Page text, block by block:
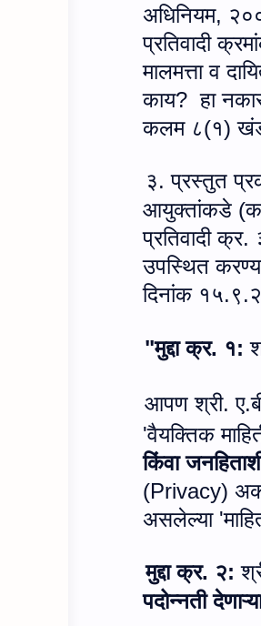
अधिनियम,
प्रतिवादी
मालमत्ता व
काय? हा
कलम ८(१)
३. प्रस्तुत
आयुक्तांकडे
प्रतिवादी
उपस्थित
दिनांक
"मुद्दा क्र. १:
आपण श्री.
'वैयक्तिक
किंवा
(Privacy)
असलेल्या '
मुद्दा क्र. २:
पदोन्नती